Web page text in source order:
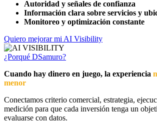
Autoridad y señales de confianza
Información clara sobre servicios y
Monitoreo y optimización constante
Quiero mejorar mi AI Visibility
¿Porqué DSamuro?
Cuando hay dinero en juego, la experiencia
menor
Conectamos criterio comercial, estrategia,
medición para que cada inversión tenga un
evaluarse con datos.